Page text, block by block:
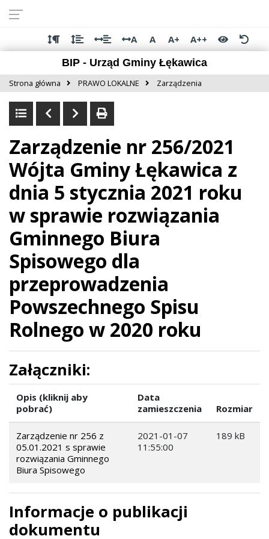
dostępności
głównej
treści
menu
stopki
A A A+
A++
BIP - Urząd Gminy Łękawica
Strona główna PRAWO LOKALNE Zarządzenia
Zarządzenie nr 256/2021
Wójta Gminy Łękawica z
dnia 5 stycznia 2021 roku
w sprawie rozwiązania
Gminnego Biura
Spisowego dla
przeprowadzenia
Powszechnego Spisu
Rolnego w 2020 roku
Załączniki:
Opis (kliknij aby
pobrać)
Data
zamieszczenia
Rozmiar
Zarządzenie nr 256 z
05.01.2021 s sprawie
rozwiązania Gminnego
Biura Spisowego
2021-01-07
11:55:00
189 kB
Informacje o publikacji
dokumentu